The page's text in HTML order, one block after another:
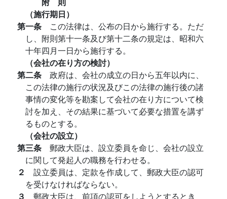
（施行期日）
第一条 この法律は、公布の日から施行する。ただ
し、附則第十一条及び第十二条の規定は、昭和六
十年四月一日から施行する。
（会社の在り方の検討）
第二条 政府は、会社の成立の日から五年以内に、
この法律の施行の状況及びこの法律の施行後の諸
事情の変化等を勘案して会社の在り方について検
討を加え、その結果に基づいて必要な措置を講ず
るものとする。
（会社の設立）
第三条 郵政大臣は、設立委員を命じ、会社の設立
に関して発起人の職務を行わせる。
２ 設立委員は、定款を作成して、郵政大臣の認可
を受けなければならない。
３ 郵政大臣は、前項の認可をしようとするとき